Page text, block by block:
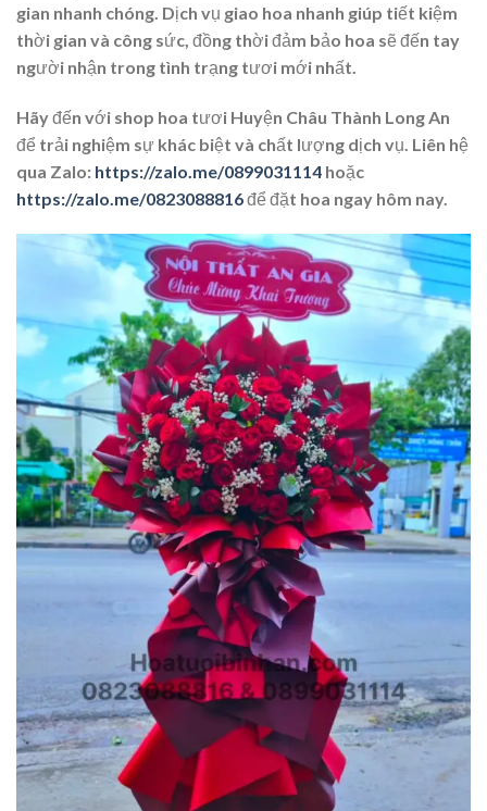
gian nhanh chóng. Dịch vụ giao hoa nhanh giúp tiết kiệm
thời gian và công sức, đồng thời đảm bảo hoa sẽ đến tay
người nhận trong tình trạng tươi mới nhất.
Hãy đến với shop hoa tươi Huyện Châu Thành Long An
để trải nghiệm sự khác biệt và chất lượng dịch vụ. Liên hệ
qua Zalo: https://zalo.me/0899031114 hoặc
https://zalo.me/0823088816để đặt hoa ngay hôm nay.